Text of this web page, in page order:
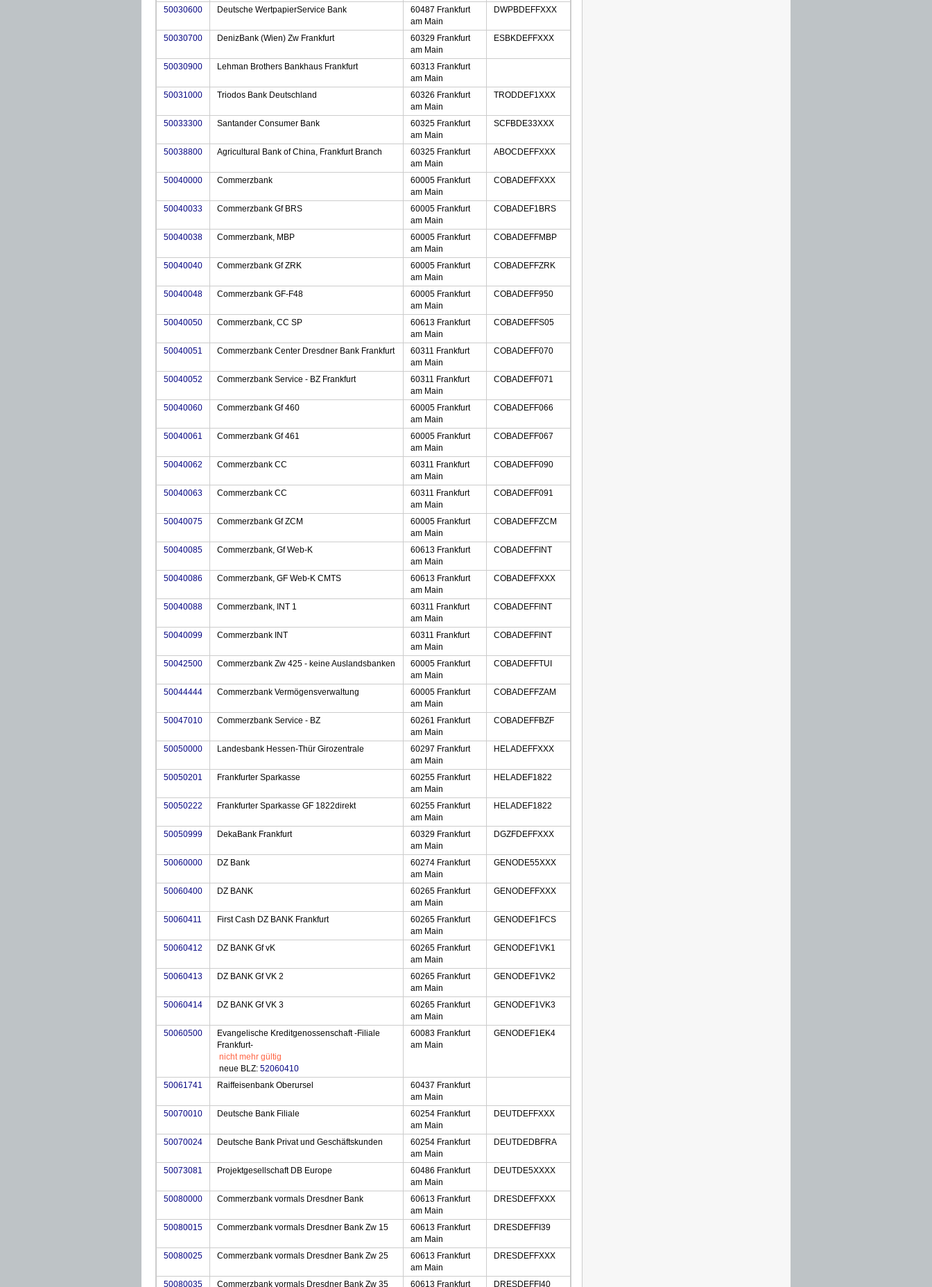
50030600 Deutsche WertpapierService Bank
60487 Frankfurt
am Main
DWPBDEFFXXX
50030700 DenizBank (Wien) Zw Frankfurt
60329 Frankfurt
am Main
ESBKDEFFXXX
50030900 Lehman Brothers Bankhaus Frankfurt
60313 Frankfurt
am Main
50031000
Triodos Bank Deutschland
60326 Frankfurt
am Main
TRODDEF1XXX
50033300 Santander Consumer Bank
60325 Frankfurt
am Main
SCFBDE33XXX
50038800 Agricultural Bank of China, Frankfurt Branch
60325 Frankfurt
am Main
ABOCDEFFXXX
50040000 Commerzbank
60005 Frankfurt
am Main
COBADEFFXXX
50040033 Commerzbank Gf BRS
60005 Frankfurt
am Main
COBADEF1BRS
50040038 Commerzbank, MBP
60005 Frankfurt
am Main
COBADEFFMBP
50040040 Commerzbank Gf ZRK
60005 Frankfurt
am Main
COBADEFFZRK
50040048 Commerzbank GF-F48
60005 Frankfurt
am Main
COBADEFF950
50040050 Commerzbank, CC SP
60613 Frankfurt
am Main
COBADEFFS05
50040051 Commerzbank Center Dresdner Bank Frankfurt
60311 Frankfurt
am Main
COBADEFF070
50040052 Commerzbank Service - BZ Frankfurt
60311 Frankfurt
am Main
COBADEFF071
50040060 Commerzbank Gf 460
60005 Frankfurt
am Main
COBADEFF066
50040061 Commerzbank Gf 461
60005 Frankfurt
am Main
COBADEFF067
50040062 Commerzbank CC
60311 Frankfurt
am Main
COBADEFF090
50040063 Commerzbank CC
60311 Frankfurt
am Main
COBADEFF091
50040075 Commerzbank Gf ZCM
60005 Frankfurt
am Main
COBADEFFZCM
50040085 Commerzbank, Gf Web-K
60613 Frankfurt
am Main
COBADEFFINT
50040086 Commerzbank, GF Web-K CMTS
60613 Frankfurt
am Main
COBADEFFXXX
50040088 Commerzbank, INT 1
60311 Frankfurt
am Main
COBADEFFINT
50040099 Commerzbank INT
60311 Frankfurt
am Main
COBADEFFINT
50042500 Commerzbank Zw 425 - keine Auslandsbanken
60005 Frankfurt
am Main
COBADEFFTUI
50044444 Commerzbank Vermögensverwaltung
60005 Frankfurt
am Main
COBADEFFZAM
50047010 Commerzbank Service - BZ
60261 Frankfurt
am Main
COBADEFFBZF
50050000 Landesbank Hessen-Thür Girozentrale
60297 Frankfurt
am Main
HELADEFFXXX
50050201 Frankfurter Sparkasse
60255 Frankfurt
am Main
HELADEF1822
50050222 Frankfurter Sparkasse GF 1822direkt
60255 Frankfurt
am Main
HELADEF1822
50050999 DekaBank Frankfurt
60329 Frankfurt
am Main
DGZFDEFFXXX
50060000 DZ Bank
60274 Frankfurt
am Main
GENODE55XXX
50060400 DZ BANK
60265 Frankfurt
am Main
GENODEFFXXX
50060411 First Cash DZ BANK Frankfurt
60265 Frankfurt
am Main
GENODEF1FCS
50060412 DZ BANK Gf vK
60265 Frankfurt
am Main
GENODEF1VK1
50060413 DZ BANK Gf VK 2
60265 Frankfurt
am Main
GENODEF1VK2
50060414 DZ BANK Gf VK 3
60265 Frankfurt
am Main
GENODEF1VK3
50060500
Evangelische Kreditgenossenschaft -Filiale
Frankfurt-
nicht mehr gültig
neue BLZ: 52060410
60083 Frankfurt
am Main
GENODEF1EK4
50061741 Raiffeisenbank Oberursel
60437 Frankfurt
am Main
50070010
Deutsche Bank Filiale
60254 Frankfurt
am Main
DEUTDEFFXXX
50070024 Deutsche Bank Privat und Geschäftskunden
60254 Frankfurt
am Main
DEUTDEDBFRA
50073081 Projektgesellschaft DB Europe
60486 Frankfurt
am Main
DEUTDE5XXXX
50080000 Commerzbank vormals Dresdner Bank
60613 Frankfurt
am Main
DRESDEFFXXX
50080015 Commerzbank vormals Dresdner Bank Zw 15
60613 Frankfurt
am Main
DRESDEFFI39
50080025 Commerzbank vormals Dresdner Bank Zw 25
60613 Frankfurt
am Main
DRESDEFFXXX
50080035 Commerzbank vormals Dresdner Bank Zw 35 60613 Frankfurt DRESDEFFI40